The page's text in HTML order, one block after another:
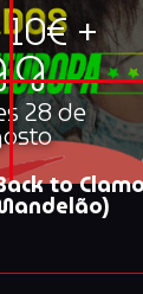
+
28 de
to